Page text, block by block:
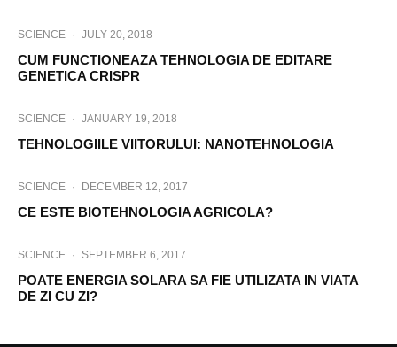
SCIENCE · JULY 20, 2018
CUM FUNCTIONEAZA TEHNOLOGIA DE EDITARE
GENETICA CRISPR
SCIENCE · JANUARY 19, 2018
TEHNOLOGIILE VIITORULUI: NANOTEHNOLOGIA
SCIENCE · DECEMBER 12, 2017
CE ESTE BIOTEHNOLOGIA AGRICOLA?
SCIENCE · SEPTEMBER 6, 2017
POATE ENERGIA SOLARA SA FIE UTILIZATA IN VIATA
DE ZI CU ZI?